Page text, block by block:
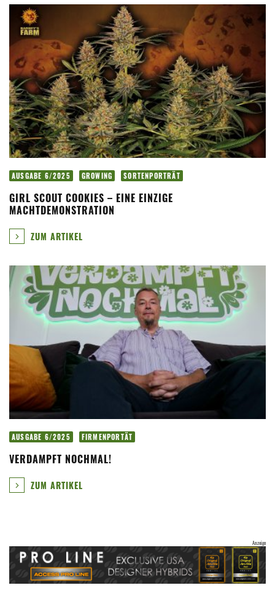
AUSGABE 6/2025 GROWING SORTENPORTRÄT
GIRL SCOUT COOKIES – EINE EINZIGE
MACHTDEMONSTRATION
ZUM ARTIKEL
AUSGABE 6/2025 FIRMENPORTÄT
VERDAMPFT NOCHMAL!
ZUM ARTIKEL